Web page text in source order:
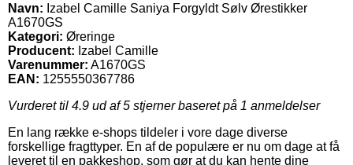
Navn: Izabel Camille Saniya Forgyldt Sølv Ørestikker
A1670GS
Kategori: Øreringe
Producent: Izabel Camille
Varenummer: A1670GS
EAN: 1255550367786
Vurderet til 4.9 ud af 5 stjerner baseret på 1 anmeldelser
En lang række e-shops tildeler i vore dage diverse
forskellige fragttyper. En af de populære er nu om dage at få
leveret til en pakkeshop, som gør at du kan hente dine